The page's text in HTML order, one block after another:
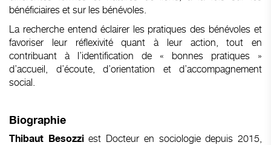
bénéficiaires et sur les bénévoles.
La recherche entend éclairer les pratiques des bénévoles et
favoriser leur réflexivité quant à leur action, tout en
contribuant à l’identification de « bonnes pratiques »
d’accueil, d’écoute, d’orientation et d’accompagnement
social.
Biographie
Thibaut Besozziest Docteur en sociologie depuis 2015,